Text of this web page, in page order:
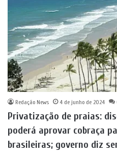
Redação News 4 de junho de 2024
Privatização de praias:
poderá aprovar cobraça
brasileiras; governo diz